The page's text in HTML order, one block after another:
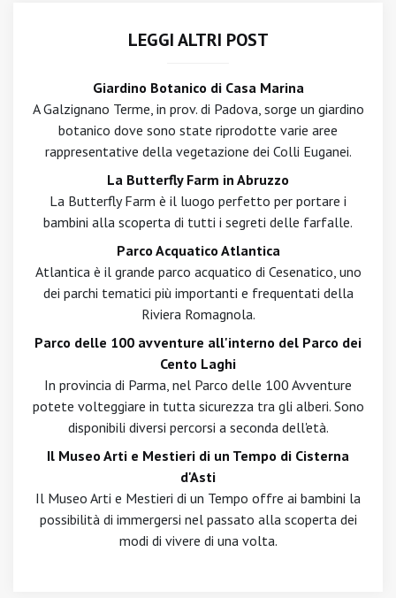
LEGGI ALTRI POST
Giardino Botanico di Casa Marina
A Galzignano Terme, in prov. di Padova, sorge un giardino
botanico dove sono state riprodotte varie aree
rappresentative della vegetazione dei Colli Euganei.
La Butterfly Farm in Abruzzo
La Butterfly Farm è il luogo perfetto per portare i
bambini alla scoperta di tutti i segreti delle farfalle.
Parco Acquatico Atlantica
Atlantica è il grande parco acquatico di Cesenatico, uno
dei parchi tematici più importanti e frequentati della
Riviera Romagnola.
Parco delle 100 avventure all'interno del Parco dei
Cento Laghi
In provincia di Parma, nel Parco delle 100 Avventure
potete volteggiare in tutta sicurezza tra gli alberi. Sono
disponibili diversi percorsi a seconda dell'età.
Il Museo Arti e Mestieri di un Tempo di Cisterna
d'Asti
Il Museo Arti e Mestieri di un Tempo offre ai bambini la
possibilità di immergersi nel passato alla scoperta dei
modi di vivere di una volta.